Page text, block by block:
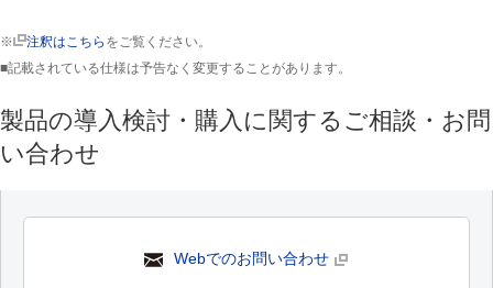
※ 注釈はこちら をご覧ください。
■記載されている仕様は予告なく変更することがあります。
製品の導入検討・購入に関するご相談・お問
い合わせ
Webでのお問い合わせ